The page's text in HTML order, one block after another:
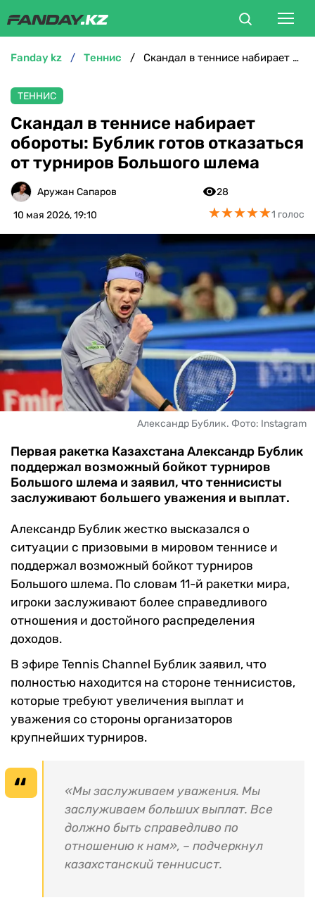
ММА
ТЕННИС
ФУТЗАЛ
ВЕЛОСПОРТ
ЧМ-2026
ДРУГИЕ
БУКМЕКЕРЫ
fanday kz теннис Скандал в теннисе набирает обороты: Бублик готов отказаться от турниров Большого шлема
ТЕННИС
Скандал в теннисе набирает
обороты: Бублик готов отказаться
от турниров Большого шлема
Аружан Сапаров
10 мая 2026, 19:10
28
★★★★★
★★★★★1 голос
Александр Бублик. Фото: Instagram
Первая ракетка Казахстана Александр Бублик
поддержал возможный бойкот турниров
Большого шлема и заявил, что теннисисты
заслуживают большего уважения и выплат.
Александр Бублик жестко высказался о
ситуации с призовыми в мировом теннисе и
поддержал возможный бойкот турниров
Большого шлема. По словам 11-й ракетки мира,
игроки заслуживают более справедливого
отношения и достойного распределения
доходов.
В эфире Tennis Channel Бублик заявил, что
полностью находится на стороне теннисистов,
которые требуют увеличения выплат и
уважения со стороны организаторов
крупнейших турниров.
«Мы заслуживаем уважения. Мы
заслуживаем больших выплат. Все
должно быть справедливо по
отношению к нам», – подчеркнул
казахстанский теннисист.